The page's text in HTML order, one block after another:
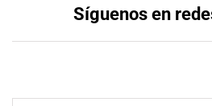
Síguenos en